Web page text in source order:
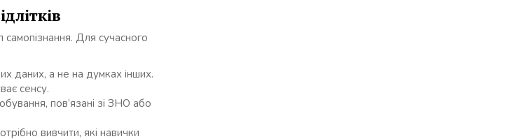
Для сучасного
даних, а не на думках інших.
сенсу.
пов’язані зі ЗНО або
вивчити, які навички